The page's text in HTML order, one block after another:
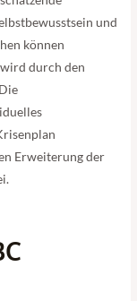
und
können
durch den
Erweiterung der